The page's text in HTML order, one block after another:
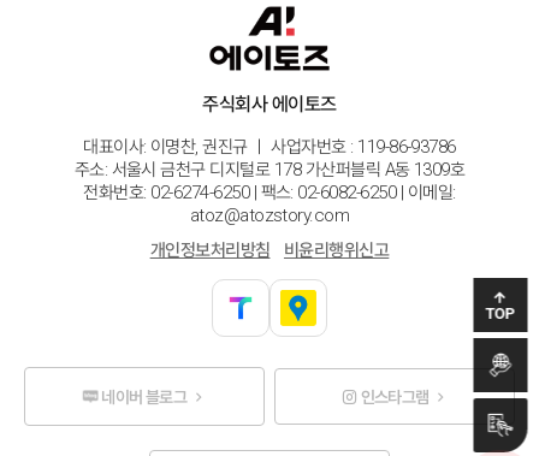
TOP
글로벌
마케팅
정부 사업
문의하기
주식회사 에이토즈
대표이사: 이명찬, 권진규 ㅣ 사업자번호 : 119-86-93786
주소: 서울시 금천구 디지털로 178 가산퍼블릭 A동 1309호
전화번호: 02-6274-6250 | 팩스: 02-6082-6250 | 이메일:
atoz@atozstory.com
개인정보처리방침
비윤리행위신고
네이버 블로그 인스타그램